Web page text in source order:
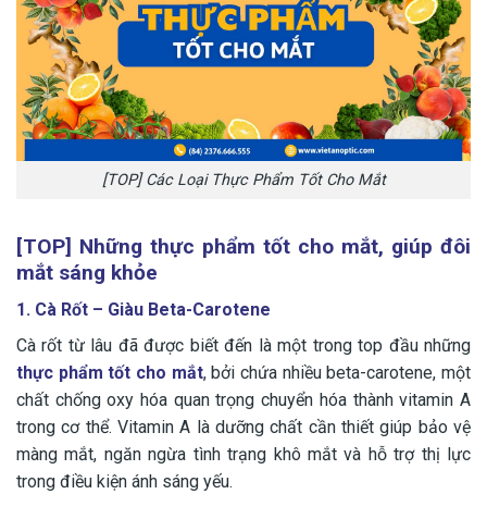
[TOP] Các Loại Thực Phẩm Tốt Cho Mắt
[TOP] Những thực phẩm tốt cho mắt, giúp đôi
mắt sáng khỏe
1. Cà Rốt – Giàu Beta-Carotene
Cà rốt từ lâu đã được biết đến là một trong top đầu những
thực phẩm tốt cho mắt, bởi chứa nhiều beta-carotene, một
chất chống oxy hóa quan trọng chuyển hóa thành vitamin A
trong cơ thể. Vitamin A là dưỡng chất cần thiết giúp bảo vệ
màng mắt, ngăn ngừa tình trạng khô mắt và hỗ trợ thị lực
trong điều kiện ánh sáng yếu.